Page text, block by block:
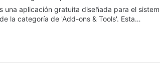
una aplicación gratuita diseñada para el
la categoría de 'Add-ons & Tools'. Esta…